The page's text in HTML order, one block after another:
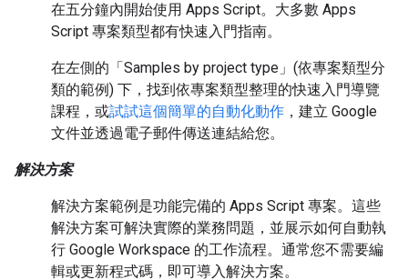
在五分鐘內開始使用 Apps Script。大多數 Apps
Script 專案類型都有快速入門指南。
在左側的「Samples by project type」(依專案類型分
類的範例) 下，找到依專案類型整理的快速入門導覽
課程， 或試試這個簡單的自動化動作 ，建立 Google
文件並透過電子郵件傳送連結給您。
解決方案
解決方案範例是功能完備的 Apps Script 專案。這些
解決方案可解決實際的業務問題，並展示如何自動執
行 Google Workspace 的工作流程。通常您不需要編
輯或更新程式碼，即可導入解決方案。